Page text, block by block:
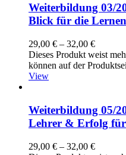
Weiterbildung 03/
Blick für die
29,00 € – 32,00 €
Dieses Produkt weist
können auf der
View
Weiterbildung 05/
Lehrer & Erfolg für
29,00 € – 32,00 €